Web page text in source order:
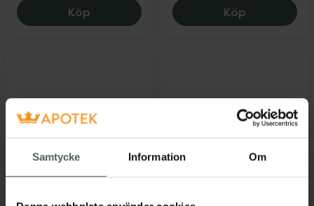
Samtycke Information Om
Köp Weleda Calendula Body Cream, 73.6 kr.
Köp Decubal
4 av 5 i omdöme
Lotion
4.3 av 5 i omdöme
Cream